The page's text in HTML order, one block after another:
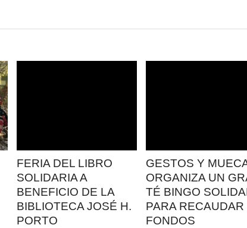
FERIA DEL LIBRO
SOLIDARIA A
BENEFICIO DE LA
BIBLIOTECA JOSÉ H.
PORTO
GESTOS Y
ORGANIZA UN
TÉ BINGO
PARA RECAUDAR
FONDOS